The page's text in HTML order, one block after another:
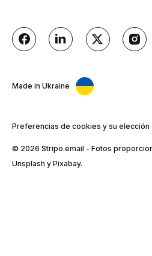
Made in Ukraine
Preferencias de cookies y su elección
© 2026 Stripо.email - Fotos
Unsplash y Pixabay.